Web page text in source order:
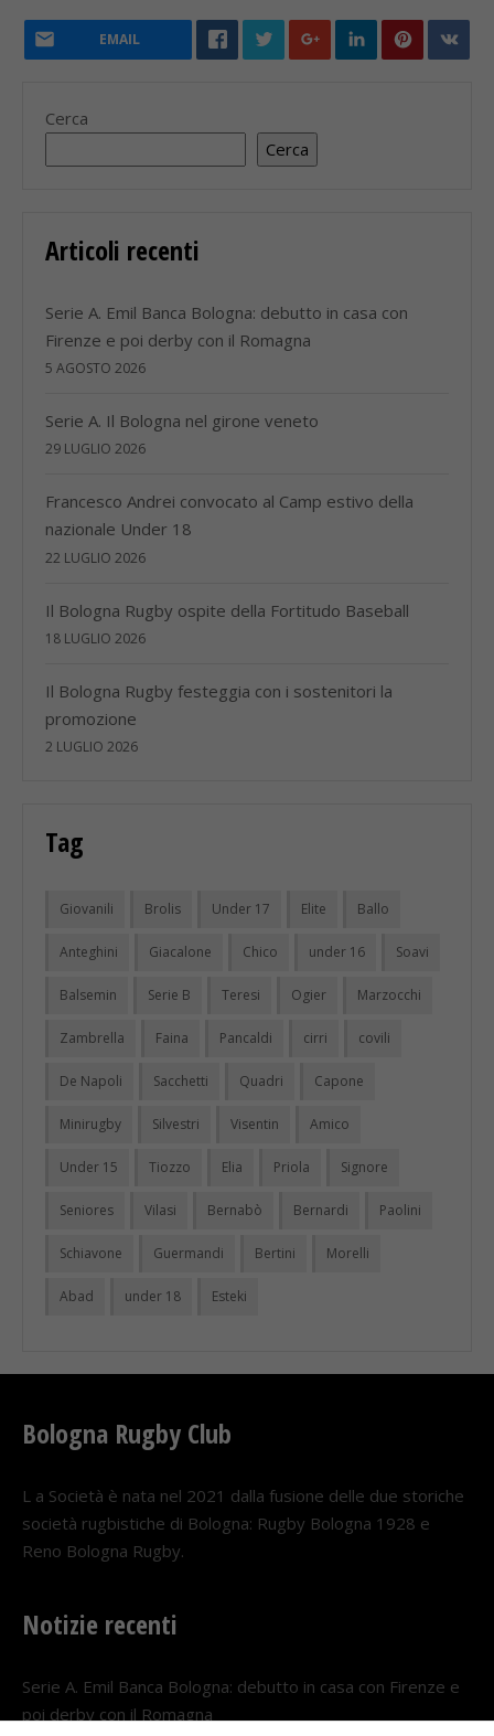
EMAIL
Cerca
Cerca
Articoli recenti
Serie A. Emil Banca Bologna: debutto in casa con
Firenze e poi derby con il Romagna
5 AGOSTO 2026
Serie A. Il Bologna nel girone veneto
29 LUGLIO 2026
Francesco Andrei convocato al Camp estivo della
nazionale Under 18
22 LUGLIO 2026
Il Bologna Rugby ospite della Fortitudo Baseball
18 LUGLIO 2026
Il Bologna Rugby festeggia con i sostenitori la
promozione
2 LUGLIO 2026
Tag
Giovanili Brolis Under 17 Elite Ballo
Anteghini Giacalone Chico under 16 Soavi
Balsemin Serie B Teresi Ogier Marzocchi
Zambrella Faina Pancaldi cirri covili
De Napoli Sacchetti Quadri Capone
Minirugby Silvestri Visentin Amico
Under 15 Tiozzo Elia Priola Signore
Seniores Vilasi Bernabò Bernardi Paolini
Schiavone Guermandi Bertini Morelli
Abad under 18 Esteki
Bologna Rugby Club
L a Società è nata nel 2021 dalla fusione delle due storiche
società rugbistiche di Bologna: Rugby Bologna 1928 e
Reno Bologna Rugby.
Notizie recenti
Serie A. Emil Banca Bologna: debutto in casa con Firenze e
poi derby con il Romagna